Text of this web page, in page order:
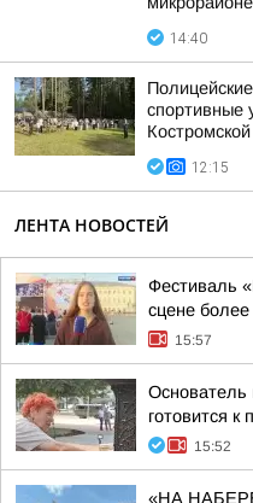
14:40
спортивные
12:15
ЛЕНТА НОВОСТЕЙ
Фестиваль
сцене
15:57
Основатель
готовится к
15:52
«НА